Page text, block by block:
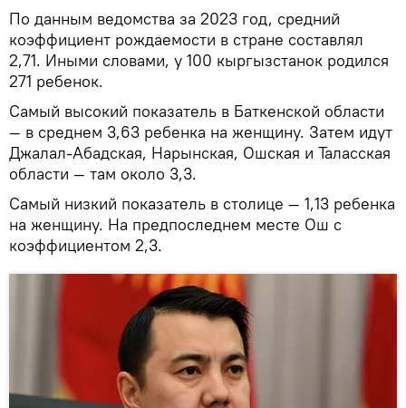
По данным ведомства за 2023 год, средний
коэффициент рождаемости в стране составлял
2,71. Иными словами, у 100 кыргызстанок родился
271 ребенок.
Самый высокий показатель в Баткенской области
— в среднем 3,63 ребенка на женщину. Затем идут
Джалал-Абадская, Нарынская, Ошская и Таласская
области — там около 3,3.
Самый низкий показатель в столице — 1,13 ребенка
на женщину. На предпоследнем месте Ош с
коэффициентом 2,3.